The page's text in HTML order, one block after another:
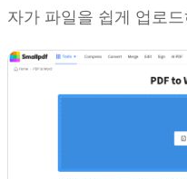
자가 파일을 쉽게 업로